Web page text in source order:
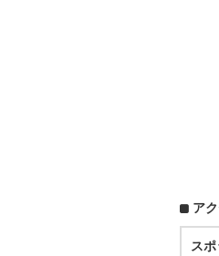
ア
ス